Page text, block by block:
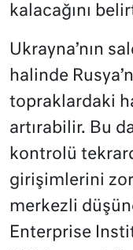
kalacağını
Ukrayna’nın
halinde
topraklardaki
artırabilir. Bu
kontrolü
girişimlerini
merkezli
Enterprise